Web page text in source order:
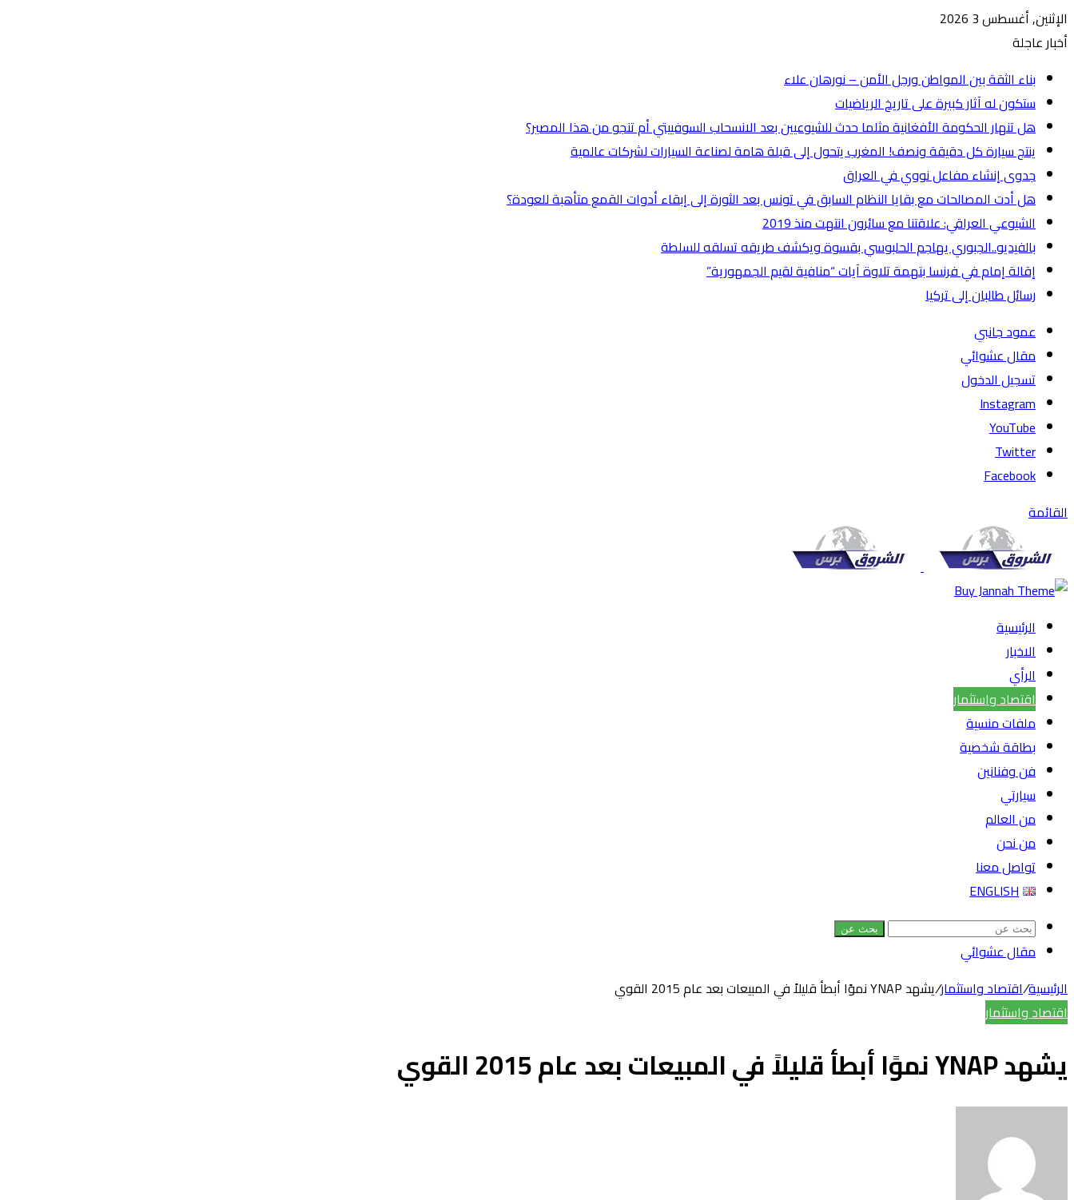
الإثنين, أغسطس 3 2026
أخبار عاجلة
بناء الثقة بين المواطن ورجل الأمن – نورهان علاء
ستكون له آثار كبيرة على تاريخ الرياضيات
هل تنهار الحكومة الأفغانية مثلما حدث للشيوعيين بعد الانسحاب السوفييتي أم تنجو من هذا المصير؟
ينتج سيارة كل دقيقة ونصف! المغرب يتحول إلى قبلة هامة لصناعة السيارات لشركات عالمية
جدوى إنشاء مفاعل نووي في العراق
هل أدت المصالحات مع بقايا النظام السابق في تونس بعد الثورة إلى إبقاء أدوات القمع متأهبة للعودة؟
الشيوعي العراقي: علاقتنا مع سائرون انتهت منذ 2019
بالفيديو..الجبوري يهاجم الحلبوسي بقسوة ويكشف طريقه تسلقه للسلطة
إقالة إمام في فرنسا بتهمة تلاوة آيات “منافية لقيم الجمهورية”
رسائل طالبان إلى تركيا
عمود جانبي
مقال عشوائي
تسجيل الدخول
Instagram
YouTube
Twitter
Facebook
القائمة
الرئيسية
الاخبار
الرأي
اقتصاد واستثمار
ملفات منسية
بطاقة شخصية
فن وفنانين
سيارتي
من العالم
من نحن
تواصل معنا
ENGLISH
بحث عن
مقال عشوائي
الرئيسية/اقتصاد واستثمار/يشهد YNAP نموًا أبطأ قليلاً في المبيعات بعد عام 2015 القوي
اقتصاد واستثمار
يشهد YNAP نموًا أبطأ قليلاً في المبيعات بعد عام 2015 القوي